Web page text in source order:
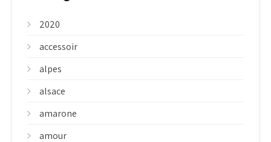
2020
accessoir
alpes
alsace
amarone
amour